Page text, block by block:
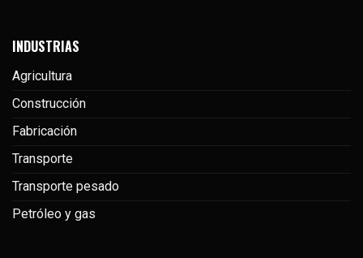
INDUSTRIAS
Agricultura
Construcción
Fabricación
Transporte
Transporte pesado
Petróleo y gas